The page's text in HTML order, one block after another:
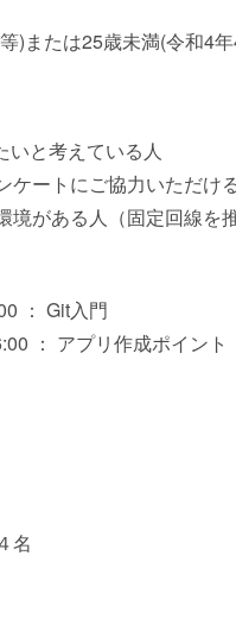
)または25歳未満(令和4
いと考えている人
ケートにご協力いただけ
がある人（固定回線を推
： Git入門
： アプリ作成ポイント
名